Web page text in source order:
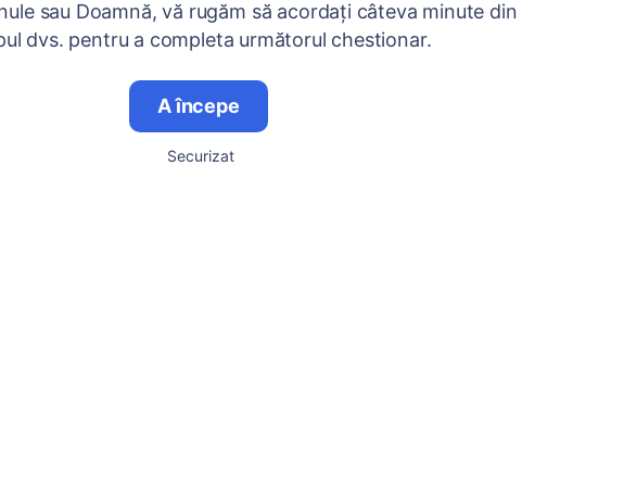
sau Doamnă, vă rugăm să acordați câteva minute din
dvs. pentru a completa următorul chestionar.
A începe
Securizat